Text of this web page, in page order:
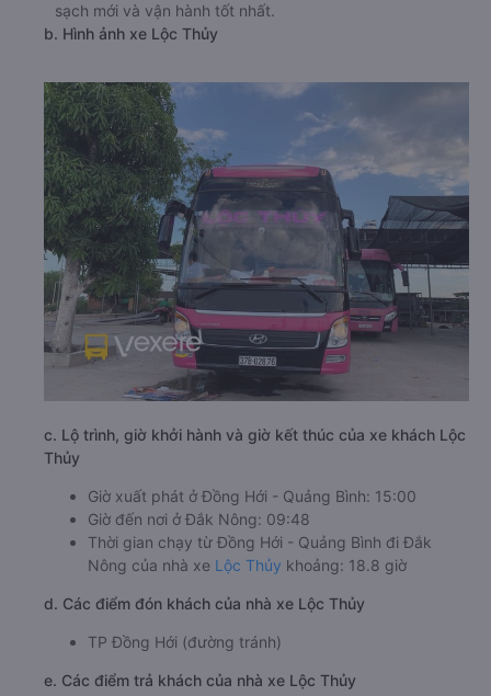
sạch mới và vận hành tốt nhất.
b. Hình ảnh xe Lộc Thủy
c. Lộ trình, giờ khởi hành và giờ kết thúc của xe khách Lộc
Thủy
Giờ xuất phát ở Đồng Hới - Quảng Bình: 15:00
Giờ đến nơi ở Đắk Nông: 09:48
Thời gian chạy từ Đồng Hới - Quảng Bình đi Đắk
Nông của nhà xe Lộc Thủy khoảng: 18.8 giờ
d. Các điểm đón khách của nhà xe Lộc Thủy
TP Đồng Hới (đường tránh)
e. Các điểm trả khách của nhà xe Lộc Thủy